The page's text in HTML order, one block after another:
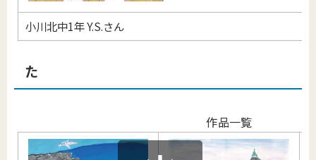
小川北中1年 Y.S.さん
た
作品一覧